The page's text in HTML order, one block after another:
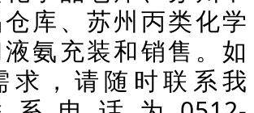
库、苏州丙类化学
氨充装和销售。如
求，请随时联系我